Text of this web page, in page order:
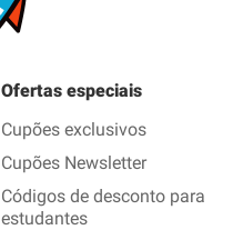
Ofertas especiais
Cupões exclusivos
Cupões Newsletter
Códigos de desconto para
estudantes